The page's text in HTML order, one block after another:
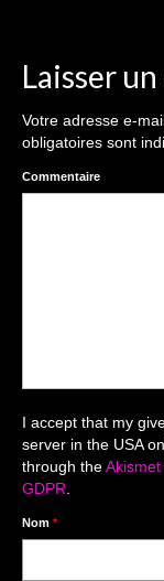
The
Séance
Enfants
Galeries Privées
séance
Laisser
Votre adresse e-
obligatoires sont
Commentaire
I accept that my
server in the USA
through theAkismet
GDPR.
Nom *